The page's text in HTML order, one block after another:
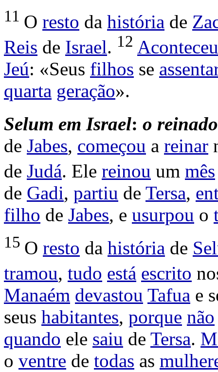
11 O resto da história de
Reis de Israel. 12 Aconteceu
Jeú: «Seus filhos se
quarta geração».
Selum em Israel: o reinado
de Jabes, começou a reinar
de Judá. Ele reinou um mês
de Gadi, partiu de Tersa,
filho de Jabes, e usurpou o
15 O resto da história de
tramou, tudo está escrito
Manaém devastou Tafua e
seus habitantes, porque não
quando ele saiu de Tersa.
o ventre de todas as